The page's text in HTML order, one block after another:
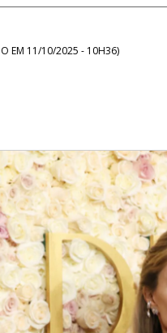
EM 11/10/2025 - 10H36)